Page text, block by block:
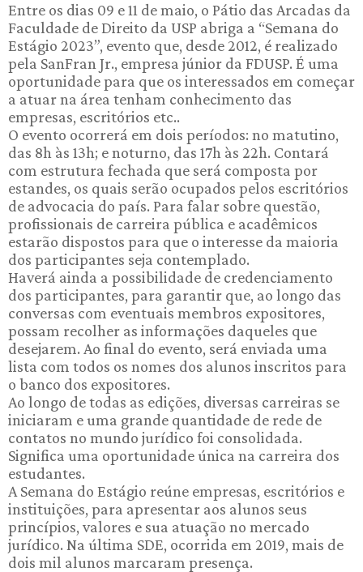
Entre os dias 09 e 11 de maio, o Pátio das Arcadas da
Faculdade de Direito da USP abriga a “Semana do
Estágio 2023”, evento que, desde 2012, é realizado
pela SanFran Jr., empresa júnior da FDUSP. É uma
oportunidade para que os interessados em começar
a atuar na área tenham conhecimento das
empresas, escritórios etc..
O evento ocorrerá em dois períodos: no matutino,
das 8h às 13h; e noturno, das 17h às 22h. Contará
com estrutura fechada que será composta por
estandes, os quais serão ocupados pelos escritórios
de advocacia do país. Para falar sobre questão,
profissionais de carreira pública e acadêmicos
estarão dispostos para que o interesse da maioria
dos participantes seja contemplado.
Haverá ainda a possibilidade de credenciamento
dos participantes, para garantir que, ao longo das
conversas com eventuais membros expositores,
possam recolher as informações daqueles que
desejarem. Ao final do evento, será enviada uma
lista com todos os nomes dos alunos inscritos para
o banco dos expositores.
Ao longo de todas as edições, diversas carreiras se
iniciaram e uma grande quantidade de rede de
contatos no mundo jurídico foi consolidada.
Significa uma oportunidade única na carreira dos
estudantes.
A Semana do Estágio reúne empresas, escritórios e
instituições, para apresentar aos alunos seus
princípios, valores e sua atuação no mercado
jurídico. Na última SDE, ocorrida em 2019, mais de
dois mil alunos marcaram presença.